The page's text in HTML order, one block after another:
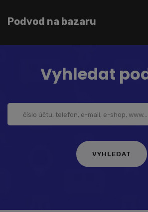
Podvod na bazaru
Vyhledat